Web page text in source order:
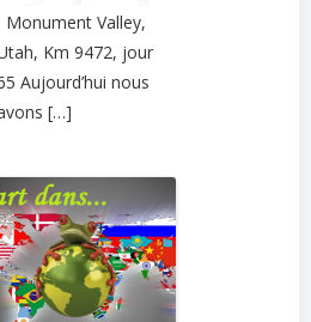
Monument Valley,
Km 9472, jour
Aujourd’hui nous
[…]